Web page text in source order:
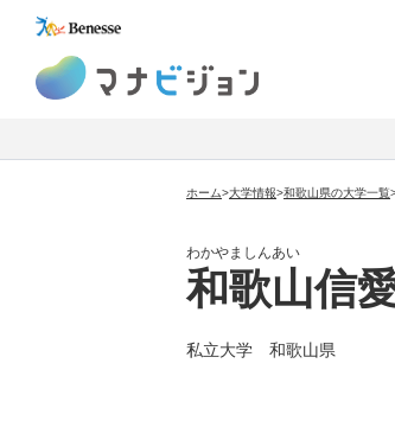
ホーム>大学情報>和歌山県の大学一覧
わかやましんあい
和歌山信
私立大学 和歌山県